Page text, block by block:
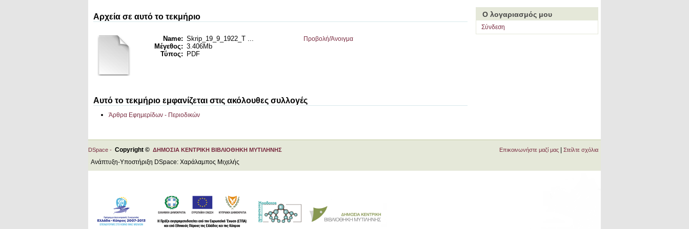
Αρχεία σε αυτό το τεκμήριο
Name: Skrip_19_9_1922_T ...
Μέγεθος: 3.406Mb
Τύπος:
PDF
Προβολή/Άνοιγμα
Αυτό το τεκμήριο εμφανίζεται στις ακόλουθες συλλογές
Άρθρα Εφημερίδων - Περιοδικών
Ο λογαριασμός μου
Σύνδεση
DSpace - Copyright © ΔΗΜΟΣΙΑ ΚΕΝΤΡΙΚΗ ΒΙΒΛΙΟΘΗΚΗ ΜΥΤΙΛΗΝΗΣ
Ανάπτυξη-Υποστήριξη DSpace: Χαράλαμπος Μιχελής
Επικοινωνήστε μαζί μας Στείλτε σχόλια